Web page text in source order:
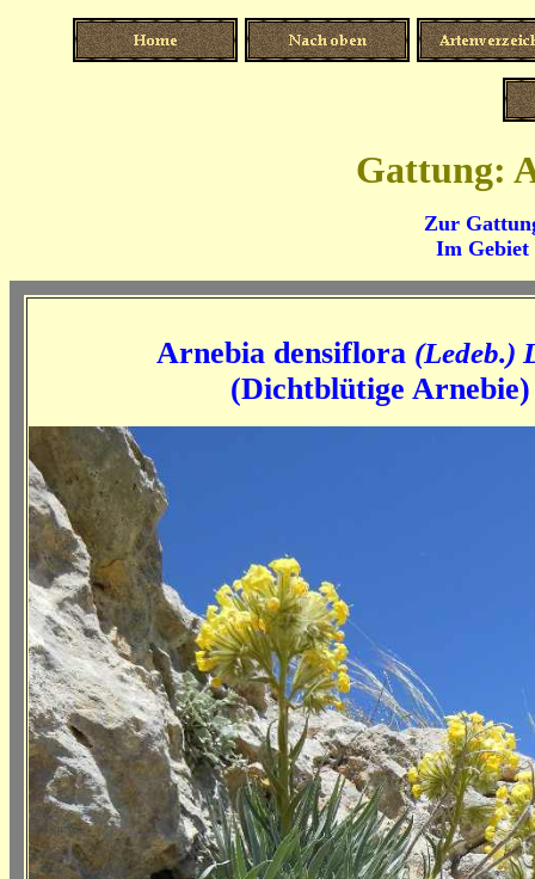
Gattung:
Zur
Im
Arnebia densiflora (Ledeb.)
(Dichtblütige Arnebie)